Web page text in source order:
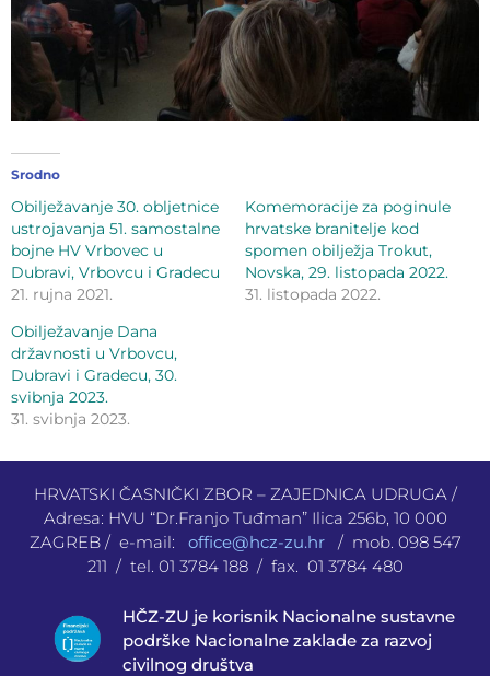
Srodno
Obilježavanje 30. obljetnice
ustrojavanja 51. samostalne
bojne HV Vrbovec u
Dubravi, Vrbovcu i Gradecu
21. rujna 2021.
Komemoracije za poginule
hrvatske branitelje kod
spomen obilježja Trokut,
Novska, 29. listopada 2022.
31. listopada 2022.
Obilježavanje Dana
državnosti u Vrbovcu,
Dubravi i Gradecu, 30.
svibnja 2023.
31. svibnja 2023.
HRVATSKI ČASNIČKI ZBOR – ZAJEDNICA UDRUGA /
Adresa: HVU “Dr.Franjo Tuđman” Ilica 256b, 10 000
ZAGREB / e-mail: office@hcz-zu.hr
/ mob. 098 547
211 / tel. 01 3784 188 / fax. 01 3784 480
HČZ-ZU je korisnik Nacionalne sustavne
podrške Nacionalne zaklade za razvoj
civilnog društva